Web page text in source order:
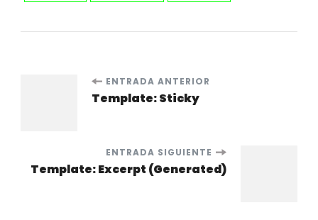
Navegación
entradas
ENTRADA ANTERIOR
Template: Sticky
ENTRADA SIGUIENTE
Template: Excerpt (Generated)